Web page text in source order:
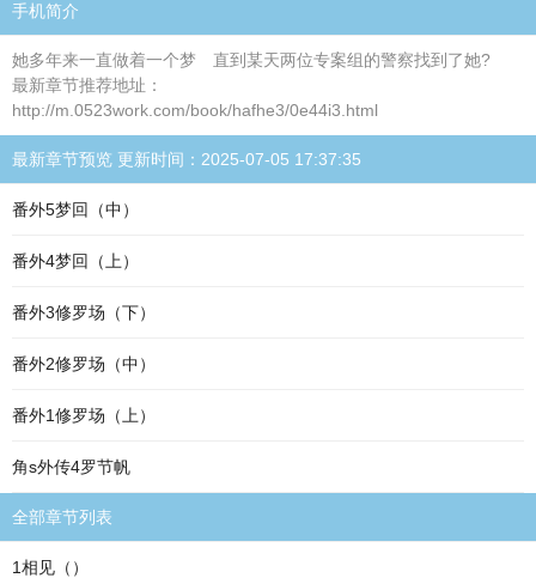
手机简介
她多年来一直做着一个梦 直到某天两位专案组的警察找到了她?
最新章节推荐地址：
http://m.0523work.com/book/hafhe3/0e44i3.html
最新章节预览 更新时间：2025-07-05 17:37:35
番外5梦回（中）
番外4梦回（上）
番外3修罗场（下）
番外2修罗场（中）
番外1修罗场（上）
角s外传4罗节帆
全部章节列表
1相见（）